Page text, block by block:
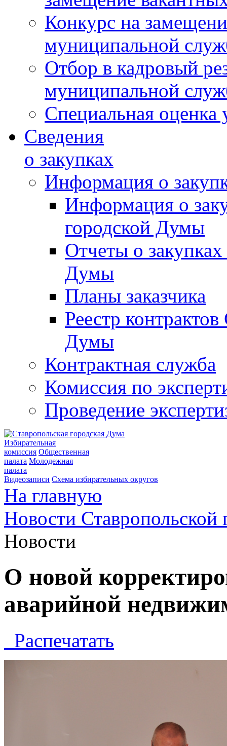
Конкурс на
муниципальной
Отбор в кадровый
муниципальной
Специальная оценка
Сведения
о закупках
Информация о
Информация о
городской Думы
Отчеты о
Думы
Планы заказчика
Реестр
Думы
Контрактная служба
Комиссия по
Проведение
Избирательная
комиссия Общественная
палата Молодежная
палата
Видеозаписи Схема избирательных округов
На главную
Новости
Новости
О новой
аварийной
Распечатать